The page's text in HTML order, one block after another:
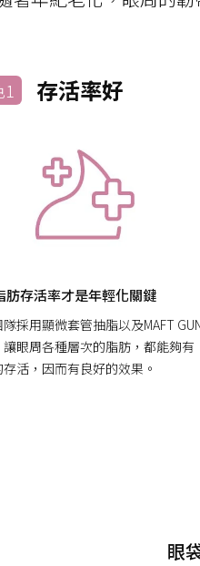
存活率好
肪存活率才是年輕化關鍵
採用顯微套管抽脂以及MAFT
眼周各種層次的脂肪，都能夠有
活，因而有良好的效果。
眼